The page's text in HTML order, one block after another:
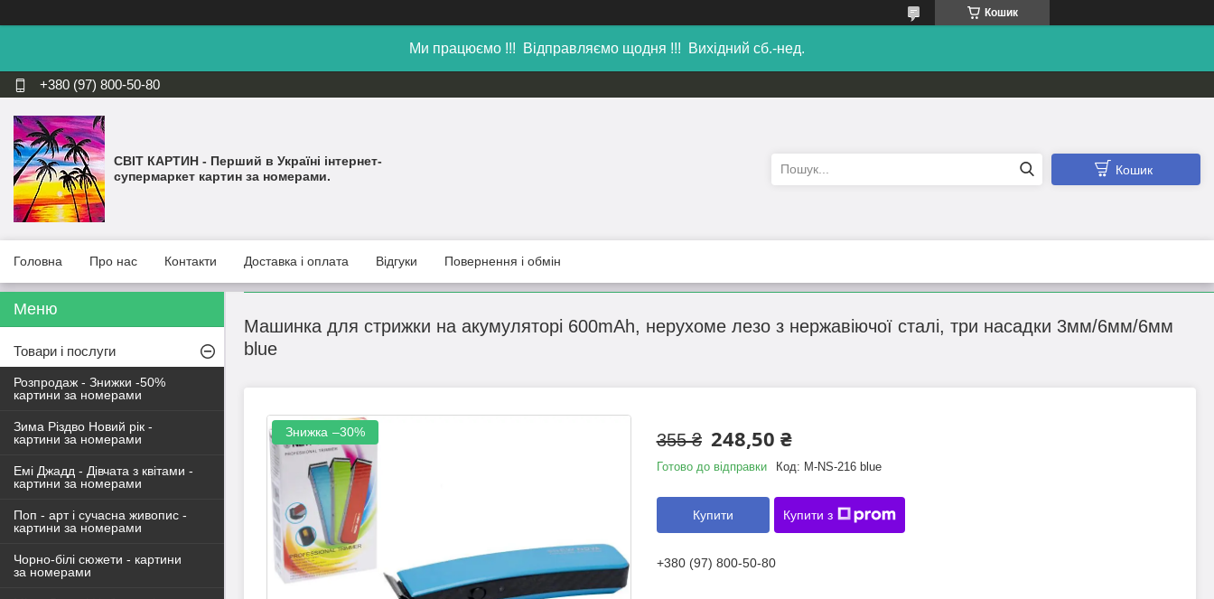
Кошик
Ми працюємо !!! Відправляємо щодня !!! Вихідний сб.-нед.
+380 (97) 800-50-80
СВІТ КАРТИН - Перший в Україні інтернет-
супермаркет картин за номерами.
Кошик
Головна Про нас Контакти Доставка і оплата Відгуки Повернення і обмін
Машинка для стрижки на акумуляторі 600mAh, нерухоме лезо з нержавіючої сталі, три насадки 3мм/6мм/6мм
blue
–30% 355 ₴ 248,50 ₴
Готово до відправки Код: М-NS-216 blue
Купити Купити з
+380 (97) 800-50-80
Товари і послуги
Розпродаж - Знижки -50%
картини за номерами
Зима Різдво Новий рік -
картини за номерами
Емі Джадд - Дівчата з квітами -
картини за номерами
Поп - арт і сучасна живопис -
картини за номерами
Чорно-білі сюжети - картини
за номерами